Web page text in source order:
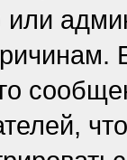
или